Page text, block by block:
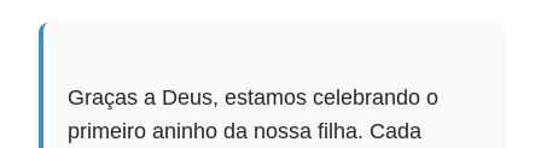
Graças a Deus, estamos celebrando o
primeiro aninho da nossa filha. Cada